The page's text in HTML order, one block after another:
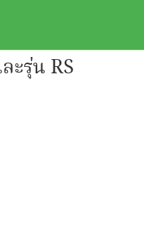
ะรุ่น RS